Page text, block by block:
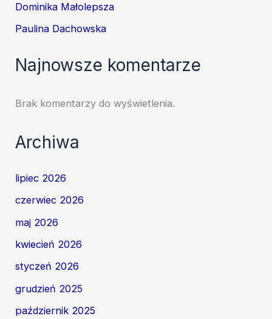
Dominika Małolepsza
Paulina Dachowska
Najnowsze komentarze
Brak komentarzy do wyświetlenia.
Archiwa
lipiec 2026
czerwiec 2026
maj 2026
kwiecień 2026
styczeń 2026
grudzień 2025
październik 2025